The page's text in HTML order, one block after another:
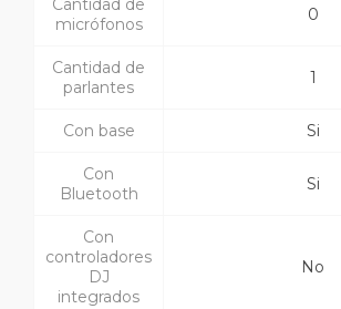
Cantidad de
micrófonos
0
Cantidad de
parlantes
1
Con base Si
Con
Bluetooth
Si
Con
controladores
DJ
integrados
No